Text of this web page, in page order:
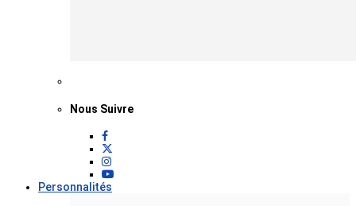
Nous Suivre
Personnalités